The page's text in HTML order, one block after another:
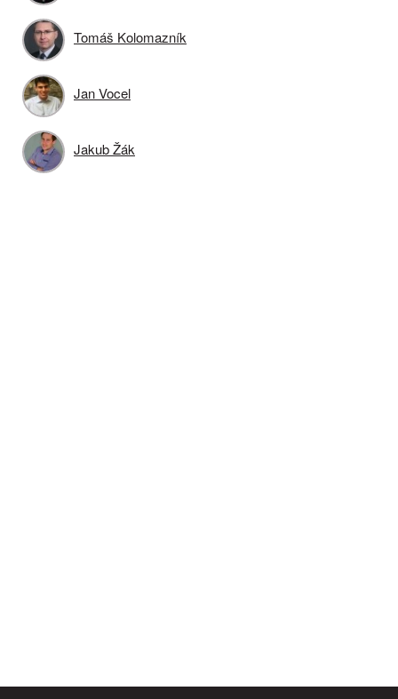
Tomáš Kolomazník
Jan Vocel
Jakub Žák